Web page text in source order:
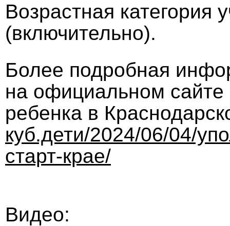
Возрастная категория
(включительно).
Более подробная
на официальном
ребенка в
куб.дети/2024/06/04/
старт-крае/
Видео: